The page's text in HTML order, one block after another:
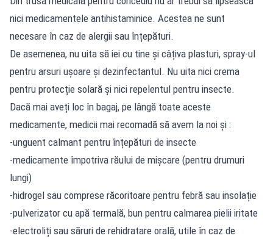
nici medicamentele antihistaminice. Acestea ne sunt
necesare în caz de alergii sau înțepături.
De asemenea, nu uita să iei cu tine și câțiva plasturi, spray-ul
pentru arsuri ușoare și dezinfectantul. Nu uita nici crema
pentru protecție solară și nici repelentul pentru insecte.
Dacă mai aveți loc în bagaj, pe lângă toate aceste
medicamente, medicii mai recomadă să avem la noi și :
-unguent calmant pentru înțepături de insecte
-medicamente împotriva răului de mișcare (pentru drumuri
lungi)
-hidrogel sau comprese răcoritoare pentru febră sau insolație
-pulverizator cu apă termală, bun pentru calmarea pielii iritate
-electroliți sau săruri de rehidratare orală, utile în caz de